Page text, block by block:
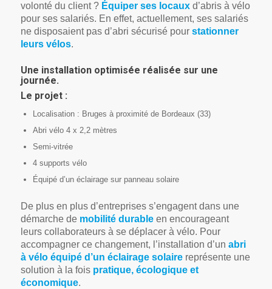
volonté du client ? Équiper ses locauxd’abris à vélo
pour ses salariés. En effet, actuellement, ses salariés
ne disposaient pas d’abri sécurisé pour stationner
leurs vélos.
Une installation optimisée réalisée sur une
journée.
Le projet :
Localisation : Bruges à proximité de Bordeaux (33)
Abri vélo 4 x 2,2 mètres
Semi-vitrée
4 supports vélo
Équipé d’un éclairage sur panneau solaire
De plus en plus d’entreprises s’engagent dans une
démarche de mobilité durableen encourageant
leurs collaborateurs à se déplacer à vélo. Pour
accompagner ce changement, l’installation d’un abri
à vélo équipé d’un éclairage solairereprésente une
solution à la fois pratique, écologique et
économique.